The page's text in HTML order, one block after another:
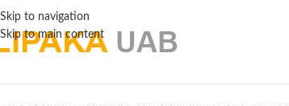
Skip to navigation
Skip to main content